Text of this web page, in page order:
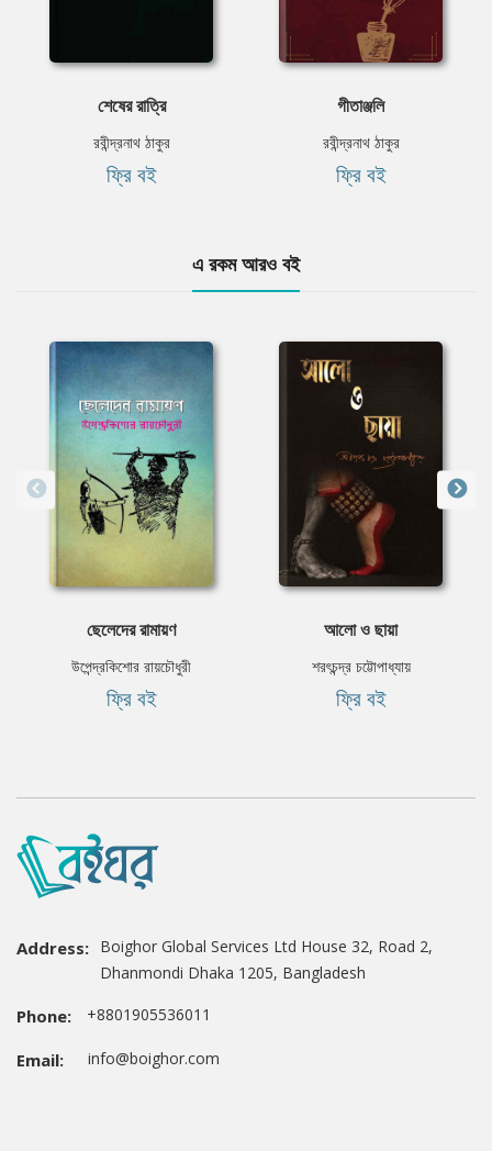
শেষের রাত্রি
রবীন্দ্রনাথ ঠাকুর
ফ্রি বই
গীতাঞ্জলি
রবীন্দ্রনাথ ঠাকুর
ফ্রি বই
এ রকম আরও বই
ছেলেদের রামায়ণ
উপেন্দ্রকিশোর রায়চৌধুরী
ফ্রি বই
আলো ও ছায়া
শরৎচন্দ্র চট্টোপাধ্যায়
ফ্রি বই
Address: Boighor Global Services Ltd House 32, Road 2,
Dhanmondi Dhaka 1205, Bangladesh
Phone: +8801905536011
Email: info@boighor.com